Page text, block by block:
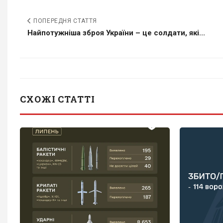
ПОПЕРЕДНЯ СТАТТЯ
Найпотужніша зброя України – це солдати, які...
СХОЖІ СТАТТІ